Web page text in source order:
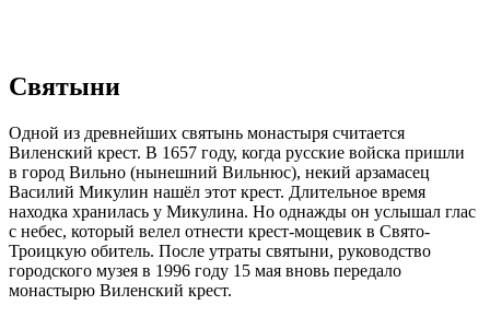
Святыни
Одной из древнейших святынь монастыря считается
Виленский крест. В 1657 году, когда русские войска пришли
в город Вильно (нынешний Вильнюс), некий арзамасец
Василий Микулин нашёл этот крест. Длительное время
находка хранилась у Микулина. Но однажды он услышал глас
с небес, который велел отнести крест-мощевик в Свято-
Троицкую обитель. После утраты святыни, руководство
городского музея в 1996 году 15 мая вновь передало
монастырю Виленский крест.